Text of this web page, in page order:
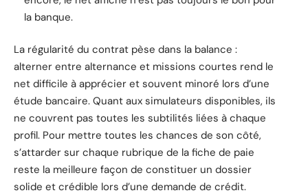
la banque.
La régularité du contrat pèse dans la balance :
alterner entre alternance et missions courtes rend le
net difficile à apprécier et souvent minoré lors d’une
étude bancaire. Quant aux simulateurs disponibles, ils
ne couvrent pas toutes les subtilités liées à chaque
profil. Pour mettre toutes les chances de son côté,
s’attarder sur chaque rubrique de la fiche de paie
reste la meilleure façon de constituer un dossier
solide et crédible lors d’une demande de crédit.